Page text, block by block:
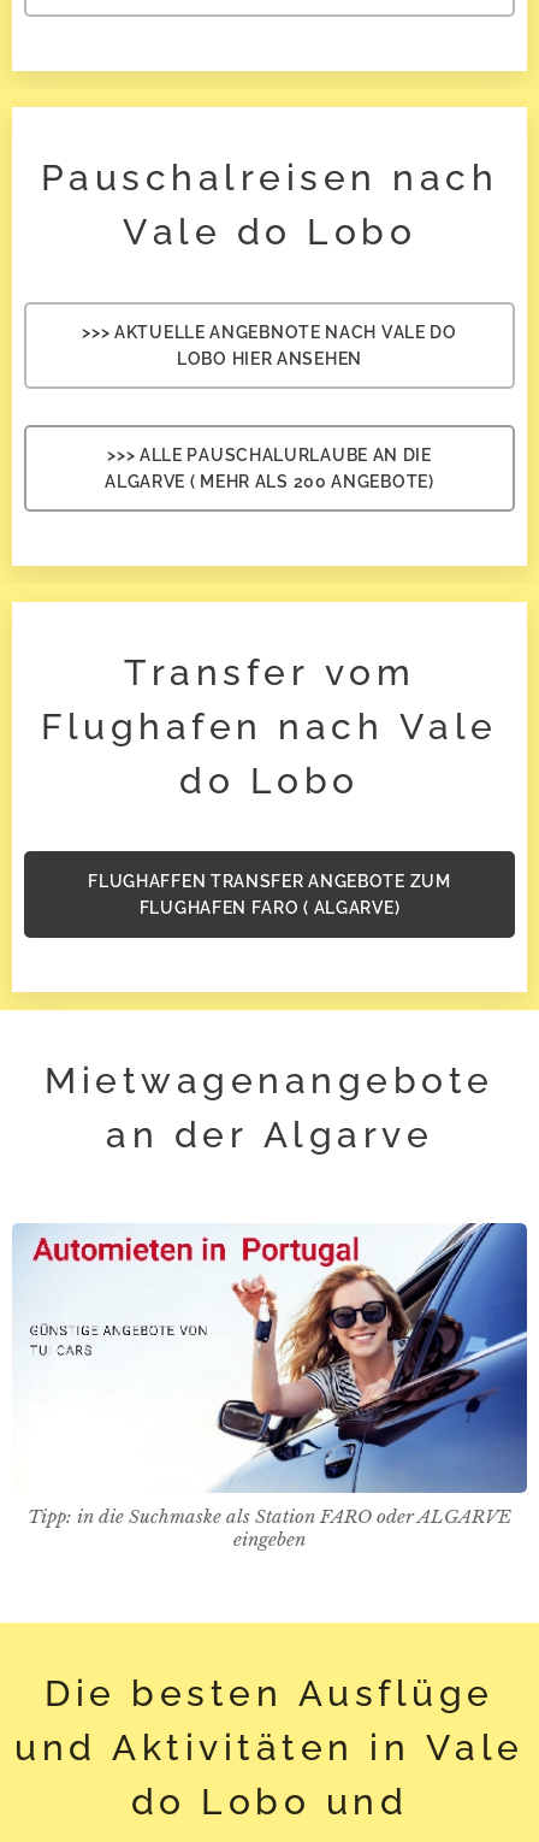
Pauschalreisen nach
Vale do Lobo
>>> AKTUELLE ANGEBNOTE NACH VALE DO
LOBO HIER ANSEHEN
>>> ALLE PAUSCHALURLAUBE AN DIE
ALGARVE ( MEHR ALS 200 ANGEBOTE)
Transfer vom
Flughafen nach Vale
do Lobo
FLUGHAFFEN TRANSFER ANGEBOTE ZUM
FLUGHAFEN FARO ( ALGARVE)
Mietwagenangebote
an der Algarve
Tipp: in die Suchmaske als Station FARO oder ALGARVE
eingeben
Die besten Ausflüge
und Aktivitäten in Vale
do Lobo und